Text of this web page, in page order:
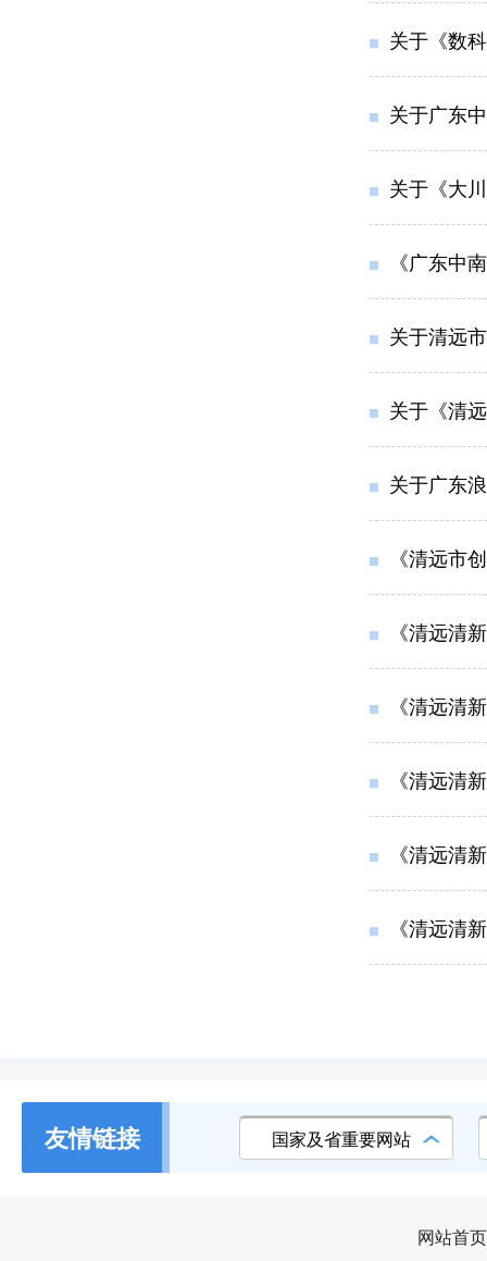
关于《数
关于广东
关于《大川（清
《广东中
关于清远市
关于《清
关于广东
《清远市
《清远清
《清远清
《清远清
《清远清
《清远清
友情链接 国家及省重要网站
网站首页